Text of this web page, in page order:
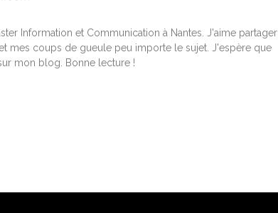
Information et Communication à Nantes. J'aime partager
mes coups de gueule peu importe le sujet. J'espère que
mon blog. Bonne lecture !